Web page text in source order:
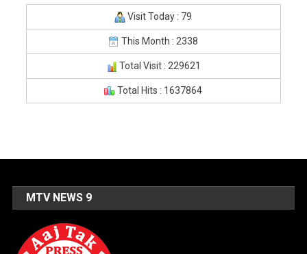
Visit Today : 79
This Month : 2338
Total Visit : 229621
Total Hits : 1637864
MTV NEWS 9